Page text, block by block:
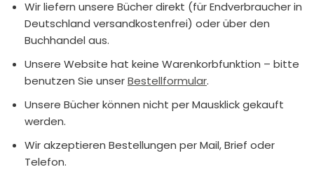
Wir liefern unsere Bücher direkt (für Endverbraucher in
Deutschland versandkostenfrei) oder über den
Buchhandel aus.
Unsere Website hat keine Warenkorbfunktion – bitte
benutzen Sie unserBestellformular.
Unsere Bücher können nicht per Mausklick gekauft
werden.
Wir akzeptieren Bestellungen per Mail, Brief oder
Telefon.